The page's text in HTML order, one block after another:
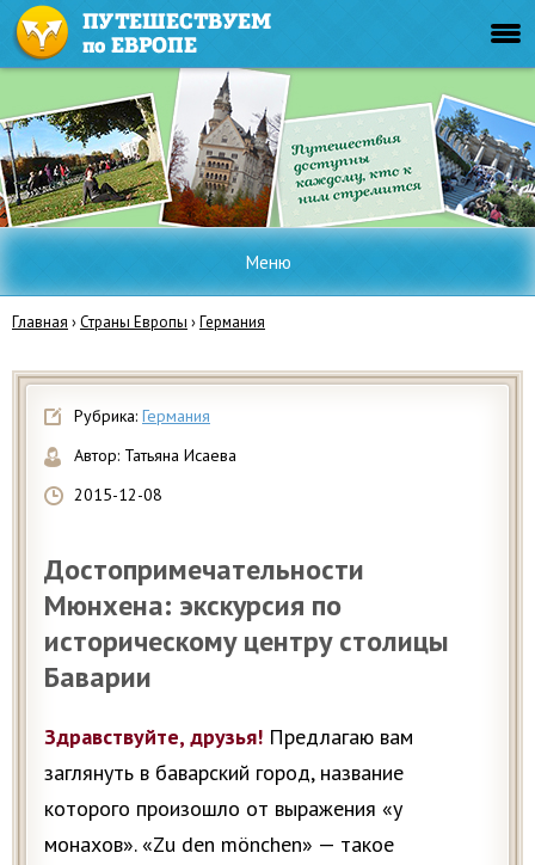
Меню
Главная ›Страны Европы ›Германия
Рубрика: Германия
Автор: Татьяна Исаева
2015-12-08
Достопримечательности
Мюнхена: экскурсия по
историческому центру столицы
Баварии
Здравствуйте, друзья! Предлагаю вам
заглянуть в баварский город, название
которого произошло от выражения «у
монахов». «Zu den mönchen» — такое